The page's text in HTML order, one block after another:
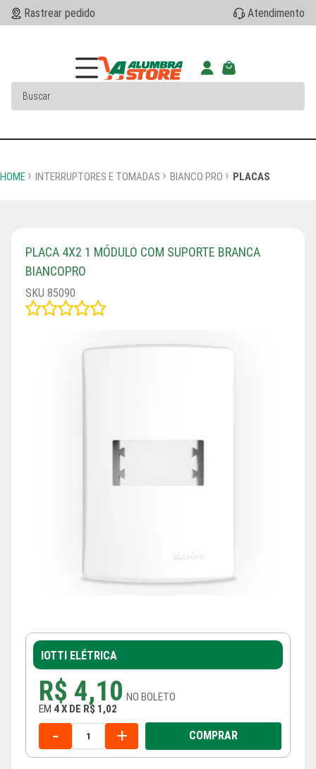
Rastrear pedido Atendimento
HOME INTERRUPTORES E TOMADAS BIANCO PRO PLACAS
PLACA 4X2 1 MÓDULO COM SUPORTE BRANCA
BIANCOPRO
SKU 85090
IOTTI ELÉTRICA
R$ 4,10 NO BOLETO
EM 4X DE R$ 1,02
- + COMPRAR